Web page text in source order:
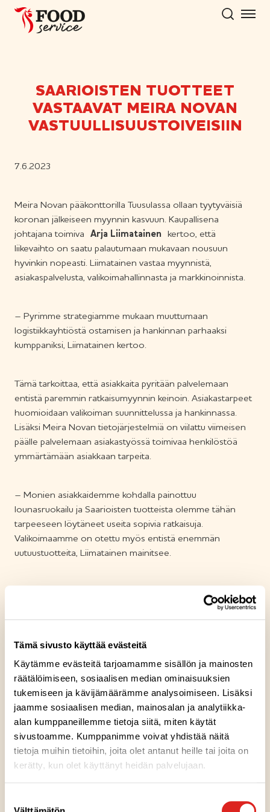
Tämä sivusto käyttää evästeitä
Käytämme evästeitä tarjoamamme sisällön ja mainosten
räätälöimiseen, sosiaalisen median ominaisuuksien
tukemiseen ja kävijämäärämme analysoimiseen. Lisäksi
jaamme sosiaalisen median, mainosalan ja analytiikka-
alan kumppaneillemme tietoja siitä, miten käytät
sivustoamme. Kumppanimme voivat yhdistää näitä
tietoja muihin tietoihin, joita olet antanut heille tai joita on
kerätty, kun olet käyttänyt heidän palvelujaan.
Hyppää
sisältöön
SAARIOISTEN TUOTTEET
VASTAAVAT MEIRA NOVAN
VASTUULLISUUSTOIVEISIIN
7.6.2023
Meira Novan pääkonttorilla Tuusulassa ollaan tyytyväisiä
koronan jälkeiseen myynnin kasvuun. Kaupallisena
johtajana toimiva Arja Liimatainen kertoo, että
liikevaihto on saatu palautumaan mukavaan nousuun
hyvinkin nopeasti. Liimatainen vastaa myynnistä,
asiakaspalvelusta, valikoimahallinnasta ja markkinoinnista.
– Pyrimme strategiamme mukaan muuttumaan
logistiikkayhtiöstä ostamisen ja hankinnan parhaaksi
kumppaniksi, Liimatainen kertoo.
Tämä tarkoittaa, että asiakkaita pyritään palvelemaan
entistä paremmin ratkaisumyynnin keinoin. Asiakastarpeet
huomioidaan valikoiman suunnittelussa ja hankinnassa.
Lisäksi Meira Novan tietojärjestelmiä on viilattu viimeisen
päälle palvelemaan asiakastyössä toimivaa henkilöstöä
ymmärtämään asiakkaan tarpeita.
– Monien asiakkaidemme kohdalla painottuu
lounasruokailu ja Saarioisten tuotteista olemme tähän
tarpeeseen löytäneet useita sopivia ratkaisuja.
Valikoimaamme on otettu myös entistä enemmän
uutuustuotteita, Liimatainen mainitsee.
annoshinta, sopiva annoskoko kappaletuotteissa ja hävikin
minimointi. Meira Novan terveys- ja
ravitsemusasiat ja tietenkin hyvä maku.
– On varmistettava, että kaikilla asiakkaillamme on
mahdollisuus valmistaa tasalaatuista ruokaa, mikä ei
nykyisen osaajapulan aikana aina ole itsestäänselvyys,
Liimatainen sanoo.
Meira Novan asiakkaat laativat kukin omat reseptinsä.
onnistuneet luomaan monipuolisia, vaihtelevia ja maistuvia